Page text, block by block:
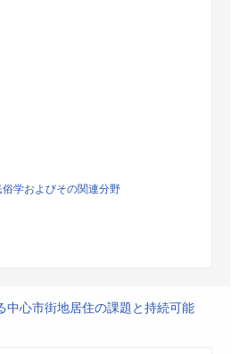
学およびその関連分野
中心市街地居住の課題と持続可能